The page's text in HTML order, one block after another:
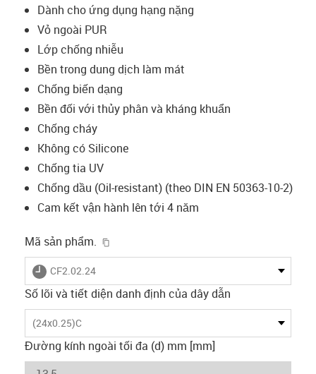
Dành cho ứng dụng hạng nặng
Vỏ ngoài PUR
Lớp chống nhiễu
Bền trong dung dịch làm mát
Chống biến dạng
Bền đối với thủy phân và kháng khuẩn
Chống cháy
Không có Silicone
Chống tia UV
Chống dầu (Oil-resistant) (theo DIN EN 50363-10-2)
Cam kết vận hành lên tới 4 năm
Mã sản phẩm.
igus-icon-lieferzeit
CF2.02.24
Số lõi và tiết diện danh định của dây dẫn
(24x0.25)C
Đường kính ngoài tối đa (d) mm [mm]